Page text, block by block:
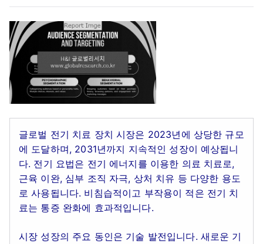
글로벌 전기 치료 장치 시장은 2023년에 상당한 규모
에 도달하며, 2031년까지 지속적인 성장이 예상됩니
다. 전기 요법은 전기 에너지를 이용한 의료 치료로,
근육 이완, 심부 조직 자극, 상처 치유 등 다양한 용도
로 사용됩니다. 비침습적이고 부작용이 적은 전기 치
료는 통증 완화에 효과적입니다.
시장 성장의 주요 동인은 기술 발전입니다. 새로운 기